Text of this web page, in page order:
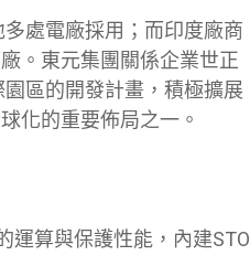
處電廠採用；而印度廠商
。東元集團關係企業世正
區的開發計畫，積極擴展
化的重要佈局之一。
運算與保護性能，內建STO